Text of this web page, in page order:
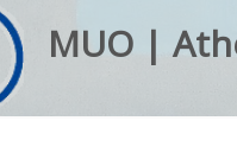
MUO |